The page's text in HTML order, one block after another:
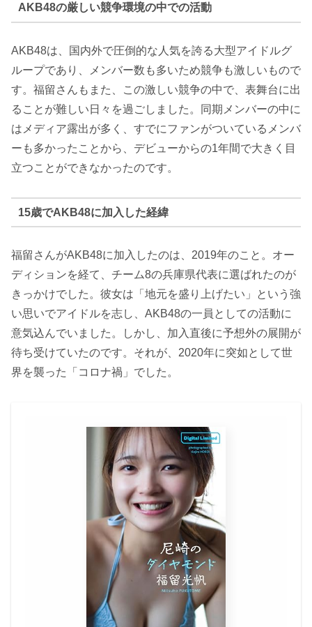
AKB48の厳しい競争環境の中での活動
AKB48は、国内外で圧倒的な人気を誇る大型アイドルグ
ループであり、メンバー数も多いため競争も激しいもので
す。福留さんもまた、この激しい競争の中で、表舞台に出
ることが難しい日々を過ごしました。同期メンバーの中に
はメディア露出が多く、すでにファンがついているメンバ
ーも多かったことから、デビューからの1年間で大きく目
立つことができなかったのです。
15歳でAKB48に加入した経緯
福留さんがAKB48に加入したのは、2019年のこと。オー
ディションを経て、チーム8の兵庫県代表に選ばれたのが
きっかけでした。彼女は「地元を盛り上げたい」という強
い思いでアイドルを志し、AKB48の一員としての活動に
意気込んでいました。しかし、加入直後に予想外の展開が
待ち受けていたのです。それが、2020年に突如として世
界を襲った「コロナ禍」でした。